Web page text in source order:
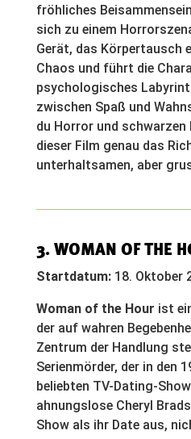
fröhliches
sich zu einem
Gerät, das
Chaos und führt die
psychologisches
zwischen Spaß und
du Horror und
dieser Film genau das
unterhaltsamen, aber
3. WOMAN OF THE
Startdatum:18. Oktober
Woman of the Hour ist
der auf wahren
Zentrum der Handlung
Serienmörder, der in den
beliebten TV-Dating-
ahnungslose Cheryl
Show als ihr Date aus,